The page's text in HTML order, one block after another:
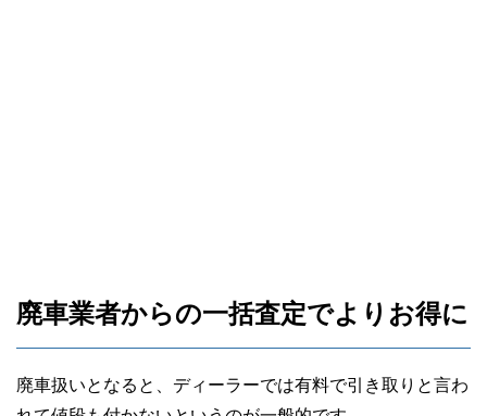
廃車業者からの一括査定でよりお得に
廃車扱いとなると、ディーラーでは有料で引き取りと言わ